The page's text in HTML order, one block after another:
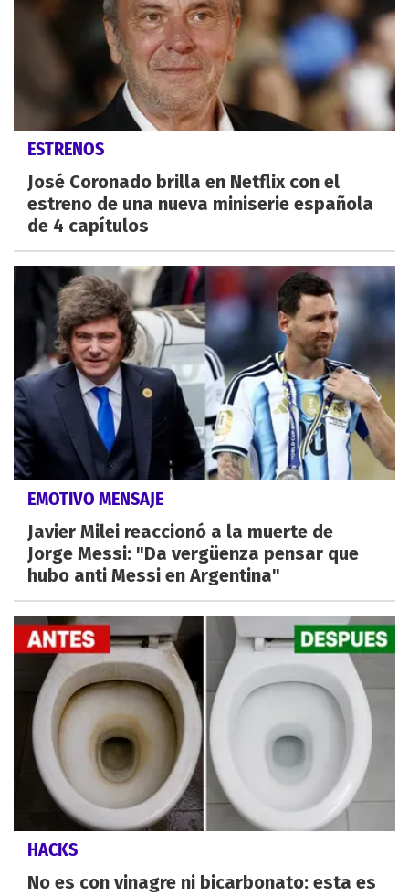
ESTRENOS
José Coronado brilla en Netflix con el
estreno de una nueva miniserie española
de 4 capítulos
EMOTIVO MENSAJE
Javier Milei reaccionó a la muerte de
Jorge Messi: "Da vergüenza pensar que
hubo anti Messi en Argentina"
HACKS
No es con vinagre ni bicarbonato: esta es